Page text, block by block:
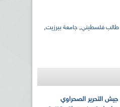
طالب فلسطيني, جامعة بيرزيت,
جيش التحرير الصحراوي